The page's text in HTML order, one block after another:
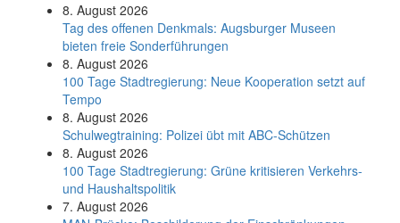
8. August 2026
Tag des offenen Denkmals: Augsburger Museen
bieten freie Sonderführungen
8. August 2026
100 Tage Stadtregierung: Neue Kooperation setzt auf
Tempo
8. August 2026
Schul­weg­trai­ning: Poli­zei übt mit ABC-Schüt­zen
8. August 2026
100 Tage Stadtregierung: Grüne kritisieren Verkehrs-
und Haushaltspolitik
7. August 2026